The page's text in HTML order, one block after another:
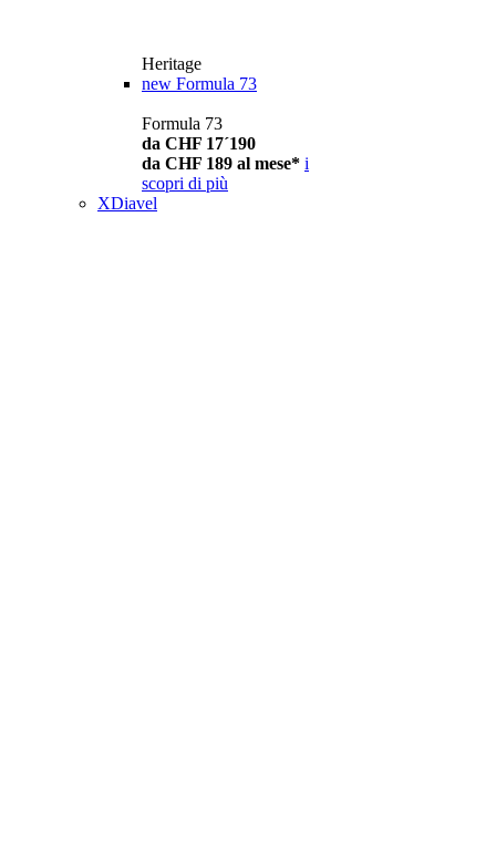
Heritage
new Formula 73
Formula 73
da CHF 17´190
da CHF 189 al mese* i
scopri di più
XDiavel